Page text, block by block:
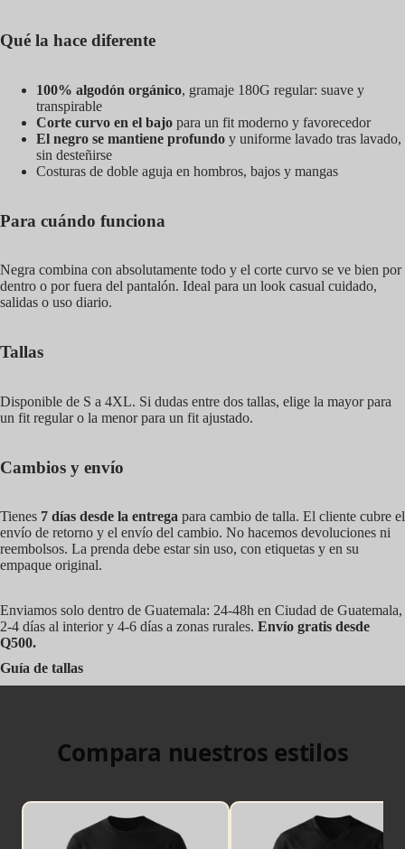
Qué la hace diferente
100% algodón orgánico, gramaje 180G regular: suave y
transpirable
Corte curvo en el bajo para un fit moderno y favorecedor
El negro se mantiene profundo y uniforme lavado tras lavado,
sin desteñirse
Costuras de doble aguja en hombros, bajos y mangas
Para cuándo funciona
Negra combina con absolutamente todo y el corte curvo se ve bien por
dentro o por fuera del pantalón. Ideal para un look casual cuidado,
salidas o uso diario.
Tallas
Disponible de S a 4XL. Si dudas entre dos tallas, elige la mayor para
un fit regular o la menor para un fit ajustado.
Cambios y envío
Tienes 7 días desde la entrega para cambio de talla. El cliente cubre el
envío de retorno y el envío del cambio. No hacemos devoluciones ni
reembolsos. La prenda debe estar sin uso, con etiquetas y en su
empaque original.
Enviamos solo dentro de Guatemala: 24-48h en Ciudad de Guatemala,
2-4 días al interior y 4-6 días a zonas rurales. Envío gratis desde
Q500.
Guía de tallas
Compara nuestros estilos